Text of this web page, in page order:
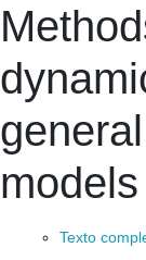
models
Texto